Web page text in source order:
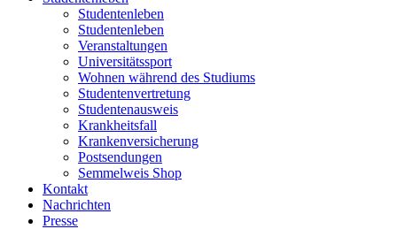
Studentenleben
Studentenleben
Veranstaltungen
Universitätssport
Wohnen während des Studiums
Studentenvertretung
Studentenausweis
Krankheitsfall
Krankenversicherung
Postsendungen
Semmelweis Shop
Kontakt
Nachrichten
Presse